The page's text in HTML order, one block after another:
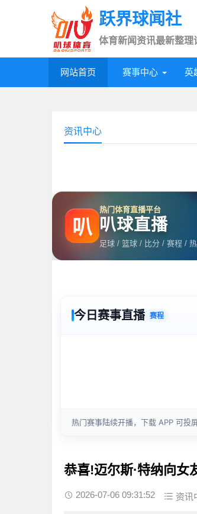
跃界球闻社
体育新闻资讯最新整理
网站首页 赛事中心 英
资讯中心
叭
热门体育直播平台
叭球直播
足球 / 篮球 / 比分 / 赛程 /
恭喜!迈尔斯·特纳向女
2026-07-06 09:31:52 资讯